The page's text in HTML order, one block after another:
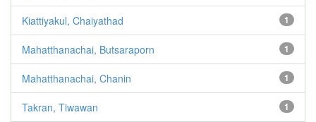
1
Kiattiyakul, Chaiyathad
1
Mahatthanachai, Butsaraporn
1
Mahatthanachai, Chanin
1
Takran, Tiwawan